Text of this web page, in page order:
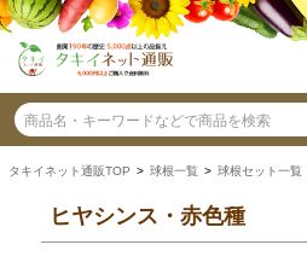
タキイネット通販TOP > 球根一覧 > 球根セット一覧
ヒヤシンス・赤色種